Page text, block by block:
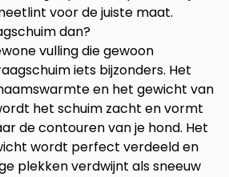
dan?
vulling die gewoon
iets bijzonders. Het
en het gewicht van
het schuim zacht en vormt
de contouren van je hond. Het
wordt perfect verdeeld en
plekken verdwijnt als sneeuw